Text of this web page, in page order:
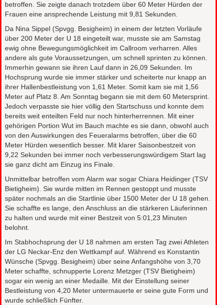
betroffen. Sie zeigte danach trotzdem über 60 Meter Hürden der
Frauen eine ansprechende Leistung mit 9,81 Sekunden.
Da Nina Sippel (Spvgg. Besigheim) in einem der letzten Vorläufe
über 200 Meter der U 18 eingeteilt war, musste sie am Samstag
ewig ohne Bewegungsmöglichkeit im Callroom verharren. Alles
andere als gute Voraussetzungen, um schnell sprinten zu können.
Immerhin gewann sie ihren Lauf dann in 26,09 Sekunden. Im
Hochsprung wurde sie immer stärker und scheiterte nur knapp an
ihrer Hallenbestleistung von 1,61 Meter. Somit kam sie mit 1,56
Meter auf Platz 8. Am Sonntag begann sie mit dem 60 Metersprint.
Jedoch verpasste sie hier völlig den Startschuss und konnte dem
bereits weit enteilten Feld nur noch hinterherrennen. Mit einer
gehörigen Portion Wut im Bauch machte es sie dann, obwohl auch
von den Auswirkungen des Feueralarms betroffen, über die 60
Meter Hürden wesentlich besser. Mit klarer Saisonbestzeit von
9,22 Sekunden bei immer noch verbesserungswürdigem Start lag
sie ganz dicht am Einzug ins Finale.
Unmittelbar betroffen vom Alarm war sogar Chiara Heidinger (TSV
Bietigheim). Sie wurde mitten im Rennen gestoppt und musste
später nochmals an die Startlinie über 1500 Meter der U 18 gehen.
Sie schaffte es lange, den Anschluss an die stärkeren Läuferinnen
zu halten und wurde mit einer Bestzeit von 5:01,23 Minuten
belohnt.
Im Stabhochsprung der U 18 nahmen am ersten Tag zwei Athleten
der LG Neckar-Enz den Wettkampf auf. Während es Konstantin
Wünsche (Spvgg. Besigheim) über seine Anfangshöhe von 3,70
Meter schaffte, schnupperte Lorenz Metzger (TSV Bietigheim)
sogar ein wenig an einer Medaille. Mit der Einstellung seiner
Bestleistung von 4,20 Meter untermauerte er seine gute Form und
wurde schließlich Fünfter.